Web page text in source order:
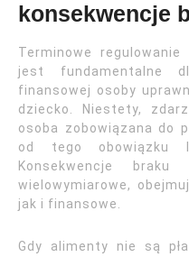
konsekwencje
Terminowe
jest fundamentalne
finansowej osoby
dziecko. Niestety,
osoba zobowiązana do
od tego obowiązku
Konsekwencje
wielowymiarowe,
jak i finansowe.
Gdy alimenty nie są